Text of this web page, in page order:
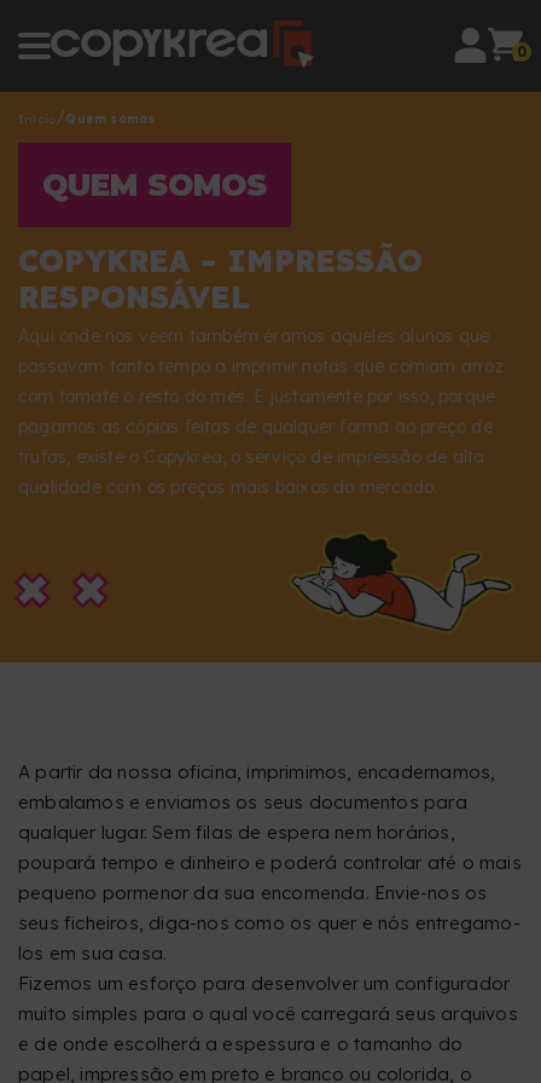
0
Início Quem somos
QUEM SOMOS
COPYKREA - IMPRESSÃO
RESPONSÁVEL
Aqui onde nos veem também éramos aqueles alunos que
passavam tanto tempo a imprimir notas que comiam arroz
com tomate o resto do mês. E justamente por isso, porque
pagamos as cópias feitas de qualquer forma ao preço de
trufas, existe o Copykrea, o serviço de impressão de alta
qualidade com os preços mais baixos do mercado.
A partir da nossa oficina, imprimimos, encadernamos,
embalamos e enviamos os seus documentos para
qualquer lugar. Sem filas de espera nem horários,
poupará tempo e dinheiro e poderá controlar até o mais
pequeno pormenor da sua encomenda. Envie-nos os
seus ficheiros, diga-nos como os quer e nós entregamo-
los em sua casa.
Fizemos um esforço para desenvolver um configurador
muito simples para o qual você carregará seus arquivos
e de onde escolherá a espessura e o tamanho do
papel, impressão em preto e branco ou colorida, o